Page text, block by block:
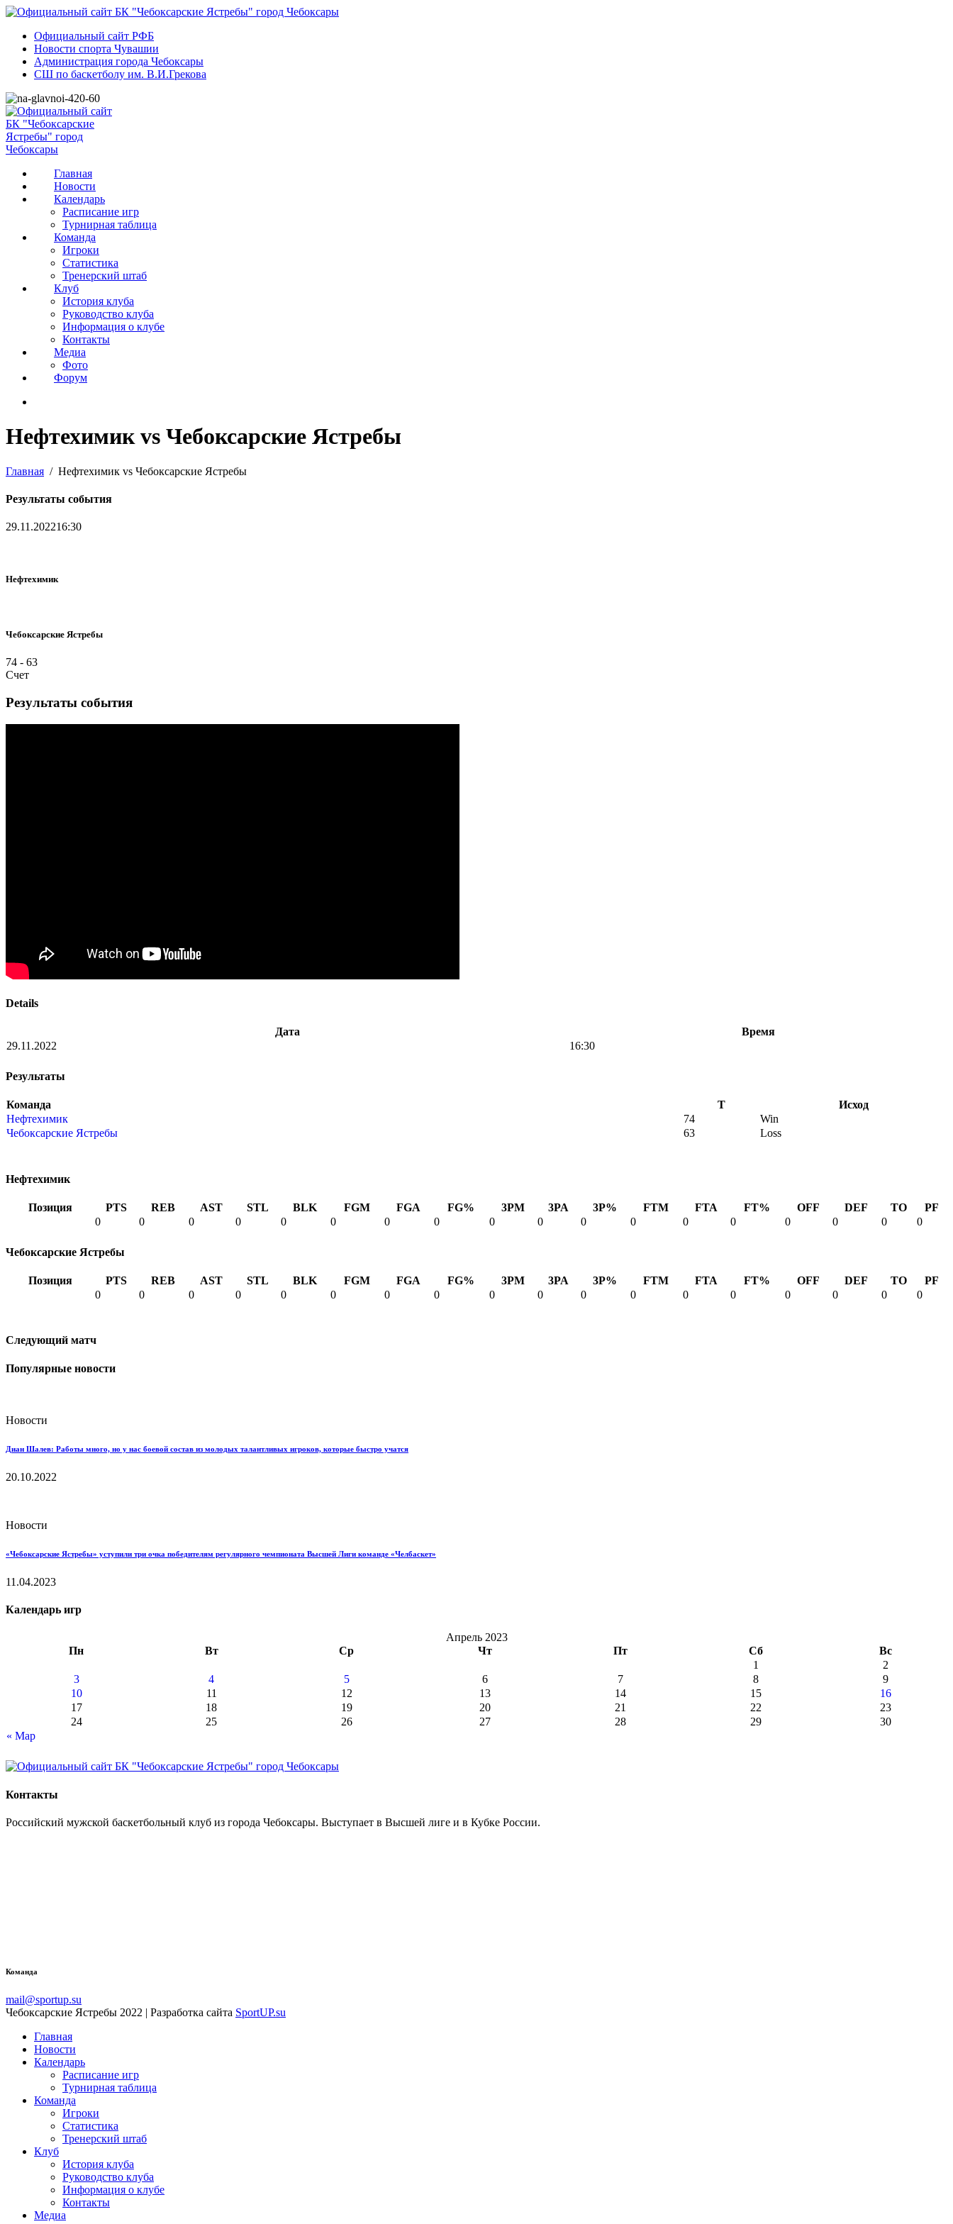
Официальный сайт РФБ
Новости спорта Чувашии
Администрация города Чебоксары
СШ по баскетболу им. В.И.Грекова
Главная
Новости
Календарь
Расписание игр
Турнирная таблица
Команда
Игроки
Статистика
Тренерский штаб
Клуб
История клуба
Руководство клуба
Информация о клубе
Контакты
Медиа
Фото
Форум
Нефтехимик vs Чебоксарские Ястребы
Главная Нефтехимик vs Чебоксарские Ястребы
Результаты события
29.11.202216:30
Нефтехимик
Чебоксарские Ястребы
74 - 63
Счет
Результаты события
Details
Дата
Время
29.11.2022
16:30
Результаты
Команда T
Исход
Нефтехимик
74
Win
Чебоксарские Ястребы
63 Loss
Нефтехимик
Позиция PTS REB AST STL BLK FGM FGA FG% 3PM 3PA 3P% FTM FTA FT% OFF DEF TO
PF
0
0 0 0 0 0 0 0 0 0 0 0 0 0 0 0 0 0
Чебоксарские Ястребы
Позиция PTS REB AST STL BLK FGM FGA FG% 3PM 3PA 3P% FTM FTA FT% OFF DEF TO
PF
0
0 0 0 0 0 0 0 0 0 0 0 0 0 0 0 0 0
Следующий матч
Популярные новости
Новости
Диан Шалев: Работы много, но у нас боевой состав из молодых талантливых игроков, которые быстро учатся
20.10.2022
Новости
«Чебоксарские Ястребы» уступили три очка победителям регулярного чемпионата Высшей Лиги команде «Челбаскет»
11.04.2023
Календарь игр
Апрель 2023
Пн
Вт Ср Чт Пт Сб Вс
« Мар
1
2
3
4 5 6 7 8
9
10
11 12 13 14 15
16
17
18 19 20 21 22
23
24
25 26 27 28 29 30
Контакты
Российский мужской баскетбольный клуб из города Чебоксары. Выступает в Высшей лиге и в Кубке России.
Команда
mail@sportup.su
Чебоксарские Ястребы 2022 | Разработка сайта SportUP.su
Главная
Новости
Календарь
Расписание игр
Турнирная таблица
Команда
Игроки
Статистика
Тренерский штаб
Клуб
История клуба
Руководство клуба
Информация о клубе
Контакты
Медиа